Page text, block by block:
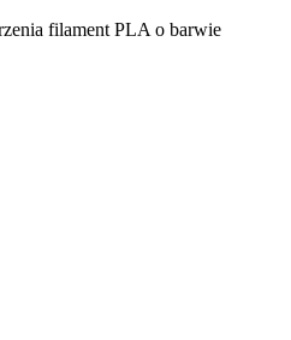
filament PLA o barwie